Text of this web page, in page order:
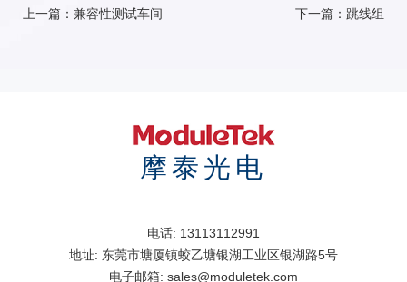
上一篇： 兼容性测试车间 下一篇： 跳线组
摩泰光电
电话: 13113112991
地址: 东莞市塘厦镇蛟乙塘银湖工业区银湖路5号
电子邮箱: sales@moduletek.com